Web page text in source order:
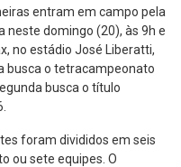
entram em campo pela
neste domingo (20), às 9h e
no estádio José Liberatti,
busca o tetracampeonato
busca o título
foram divididos em seis
ou sete equipes. O